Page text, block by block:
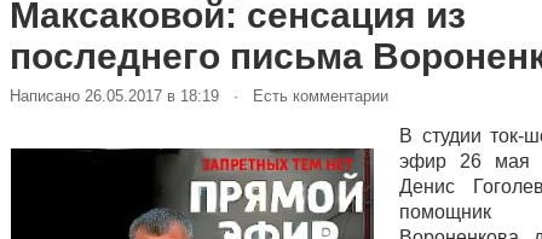
Максаковой: сенсация из
последнего письма
Написано 26.05.2017 в 18:19 · Есть комментарии
В студии ток-
эфир 26 мая
Денис
помощник